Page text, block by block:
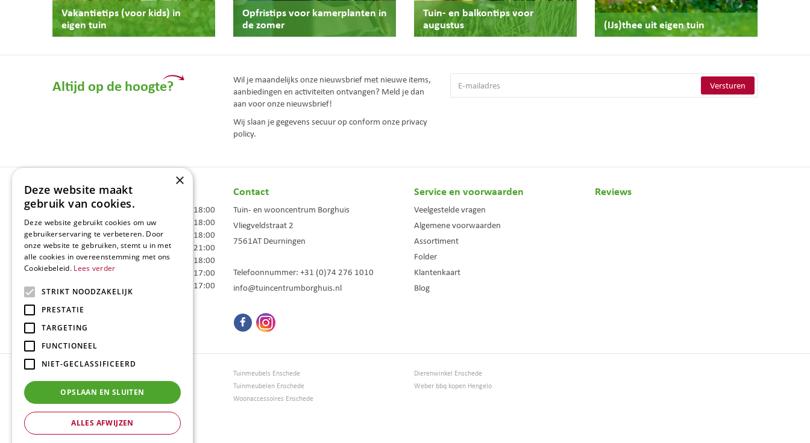
Vakantietips (voor kids) in
eigen tuin
Opfristips voor kamerplanten in
de zomer
Tuin- en balkontips voor
augustus
(IJs)thee uit eigen tuin
Altijd op de hoogte?
Wil je maandelijks onze nieuwsbrief met nieuwe items,
aanbiedingen en activiteiten ontvangen? Meld je dan
aan voor onze nieuwsbrief!
Wij slaan je gegevens secuur op conform onze privacy
policy.
Openingstijden
Maandag
09:00 - 18:00
Dinsdag
09:00 - 18:00
Woensdag
09:00 - 18:00
Donderdag
09:00 - 21:00
Vrijdag
09:00 - 18:00
Zaterdag
09:00 - 17:00
10:00 - 17:00
Toon alle openingstijden
Contact
Tuin- en wooncentrum Borghuis
Vliegveldstraat 2
7561AT Deurningen
Telefoonnummer: +31 (0)74 276 1010
info@tuincentrumborghuis.nl
Service en voorwaarden
Veelgestelde vragen
Algemene voorwaarden
Assortiment
Folder
Klantenkaart
Blog
Reviews
Loungesets
Bloemen
Barbecues
Tuinmeubels Enschede
Tuinmeubelen Enschede
Woonaccessoires Enschede
Dierenwinkel Enschede
Weber bbq kopen Hengelo
×
Deze website maakt
gebruik van cookies.
Deze website gebruikt cookies om uw
gebruikerservaring te verbeteren. Door
onze website te gebruiken, stemt u in met
alle cookies in overeenstemming met ons
Cookiebeleid. Lees verder
STRIKT NOODZAKELIJK
PRESTATIE
TARGETING
FUNCTIONEEL
NIET-GECLASSIFICEERD
OPSLAAN EN SLUITEN
ALLES AFWIJZEN